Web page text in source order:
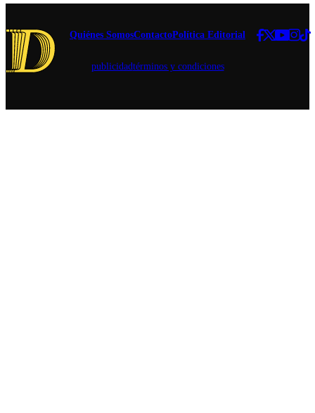
al exjefe
Quiénes SomosContactoPolítica Editorial
publicidadtérminos y condiciones